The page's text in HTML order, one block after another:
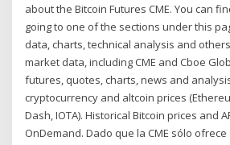
about the Bitcoin Futures CME. You can
going to one of the sections under this
data, charts, technical analysis and
market data, including CME and Cboe
futures, quotes, charts, news and
cryptocurrency and altcoin prices
Dash, IOTA). Historical Bitcoin prices and
OnDemand. Dado que la CME sólo